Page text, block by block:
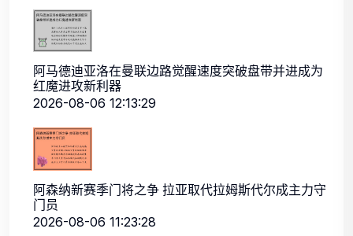
阿马德迪亚洛在曼联边路觉醒速度突破盘带并进成为
红魔进攻新利器
2026-08-06 12:13:29
阿森纳新赛季门将之争 拉亚取代拉姆斯代尔成主力守
门员
2026-08-06 11:23:28